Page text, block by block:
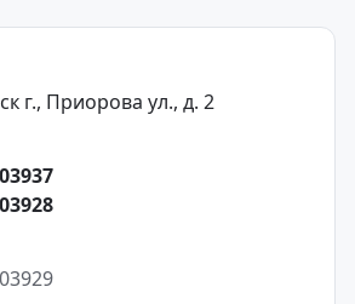
г., Приорова ул., д. 2